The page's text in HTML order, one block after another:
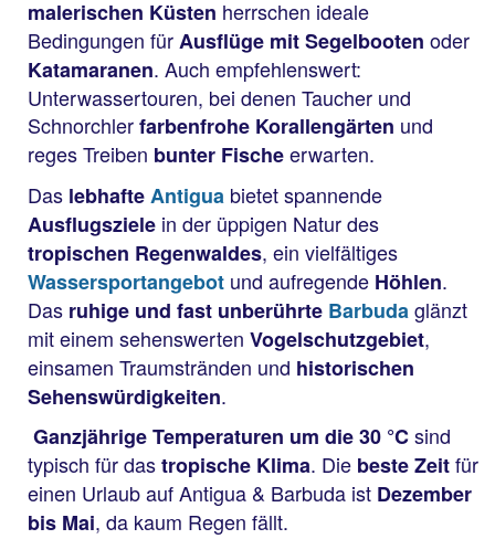
malerischen Küsten herrschen ideale
Bedingungen fürAusflüge mit Segelbooten oder
Katamaranen. Auch empfehlenswert:
Unterwassertouren, bei denen Taucher und
Schnorchlerfarbenfrohe Korallengärten und
reges Treiben bunter Fischeerwarten.
Das lebhafteAntigua bietet spannende
Ausflugsziele in der üppigen Natur des
tropischen Regenwaldes, ein vielfältiges
Wassersportangebot und aufregende Höhlen.
Das ruhige und fast unberührte Barbudaglänzt
mit einem sehenswerten Vogelschutzgebiet,
einsamen Traumstränden und historischen
Sehenswürdigkeiten.
Ganzjährige Temperaturen um die 30 °Csind
typisch für dastropische Klima. Die beste Zeitfür
einen Urlaub auf Antigua & Barbuda ist Dezember
bis Mai, da kaum Regen fällt.